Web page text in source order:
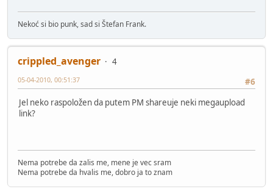
Nekoć si bio punk, sad si Štefan Frank.
crippled_avenger
4
#6
05-04-2010, 00:51:37
Jel neko raspoložen da putem PM shareuje neki megaupload
link?
Nema potrebe da zalis me, mene je vec sram
Nema potrebe da hvalis me, dobro ja to znam